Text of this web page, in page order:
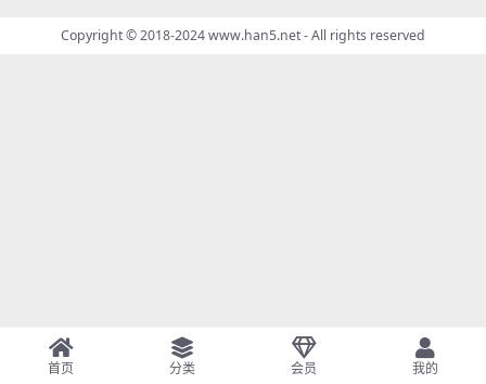
Copyright © 2018-2024www.han5.net- All rights reserved
首页 分类 会员 我的